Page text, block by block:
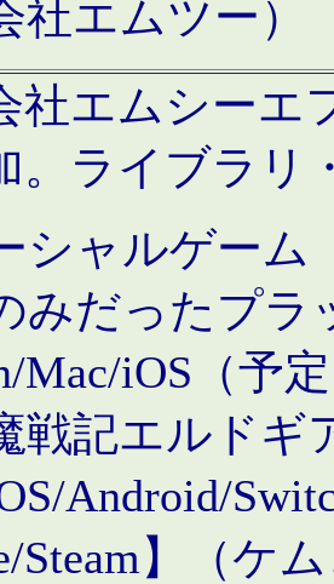
社エムツー）
社エムシーエ
。ライブラリ
シャルゲーム
みだったプラ
Mac/iOS（予
戦記エルドギ
Android/
Steam】（ケ